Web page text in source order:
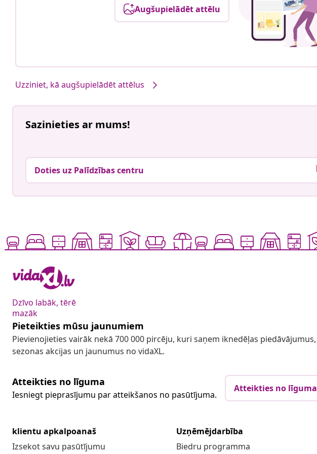
Augšupielādēt attēlu
Uzziniet, kā augšupielādēt attēlus
Sazinieties ar mums!
Doties uz Palīdzības centru
Dzīvo labāk, tērē
mazāk
Pieteikties mūsu jaunumiem
Pievienojieties vairāk nekā 700 000 pircēju, kuri saņem iknedēļas piedāvājumus,
sezonas akcijas un jaunumus no vidaXL.
Atteikties no līguma
Iesniegt pieprasījumu par atteikšanos no pasūtījuma.
Atteikties no līguma
klientu apkalpoanaš
Izsekot savu pasūtījumu
Uzņēmējdarbība
Biedru programma